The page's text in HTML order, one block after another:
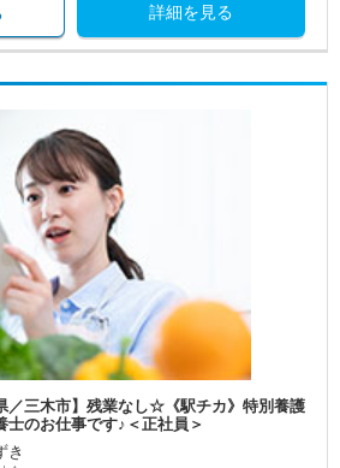
詳細を見る
／三木市】残業なし☆《駅チカ》特別養護
のお仕事です♪＜正社員＞
き